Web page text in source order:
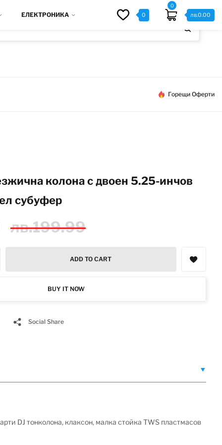
Горещи Оферти
ЕЛЕКТРОНИКА 0
0
лв.0.00
колона с двоен 5.25-инчов
субуфер
лв.199.99
ADD TO CART
BUY IT NOW
Social Share
DJ тонколона, клаксон, малка стойка TWS пластмасов